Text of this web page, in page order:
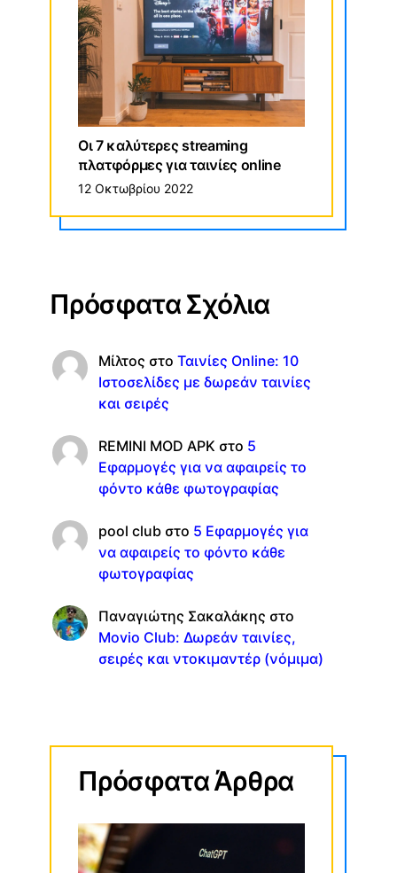
Οι 7 καλύτερες streaming
πλατφόρμες για ταινίες online
12 Οκτωβρίου 2022
Πρόσφατα Σχόλια
Μίλτος στο Ταινίες Online: 10
Ιστοσελίδες με δωρεάν ταινίες
και σειρές
REMINI MOD APK στο 5
Εφαρμογές για να αφαιρείς το
φόντο κάθε φωτογραφίας
pool club στο 5 Εφαρμογές για
να αφαιρείς το φόντο κάθε
φωτογραφίας
Παναγιώτης Σακαλάκης στο
Movio Club: Δωρεάν ταινίες,
σειρές και ντοκιμαντέρ (νόμιμα)
Πρόσφατα Άρθρα